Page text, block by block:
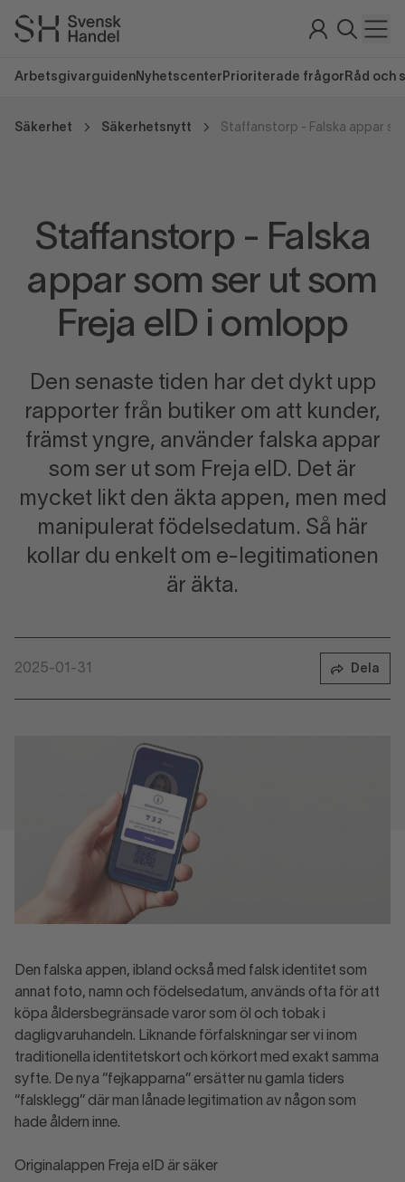
Arbetsgivarguiden Nyhetscenter Prioriterade frågor Råd och
Säkerhet Säkerhetsnytt
Staffanstorp - Falska
appar som ser ut som
Freja eID i omlopp
Den senaste tiden har det dykt upp
rapporter från butiker om att kunder,
främst yngre, använder falska appar
som ser ut som Freja eID. Det är
mycket likt den äkta appen, men med
manipulerat födelsedatum. Så här
kollar du enkelt om e-legitimationen
är äkta.
2025-01-31 Dela
Den falska appen, ibland också med falsk identitet som
annat foto, namn och födelsedatum, används ofta för att
köpa åldersbegränsade varor som öl och tobak i
dagligvaruhandeln. Liknande förfalskningar ser vi inom
traditionella identitetskort och körkort med exakt samma
syfte. De nya “fejkapparna” ersätter nu gamla tiders
“falsklegg” där man lånade legitimation av någon som
hade åldern inne.
Originalappen Freja eID är säker